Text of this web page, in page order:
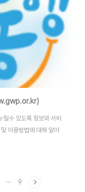
니다. 시스템 개요학원업
수 있도록 정보와 서비
이용방법에 대해 알아
공무원연금공단 맞
··· 9